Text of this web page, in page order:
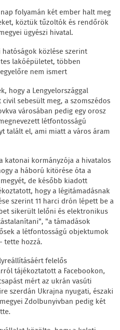
folyamán két ember halt meg
köztük tűzoltók és rendőrök
ügyészi hivatal.
közlése szerint
lakóépületet, többen
nem ismert
hogy a Lengyelországgal
sebesült meg, a szomszédos
városában pedig egy orosz
létfontosságú
talált el, ami miatt a város áram
katonai kormányzója a hivatalos
a háború kitörése óta a
de később kiadott
hogy a légitámadásnak
szerint 11 harci drón lépett be a
sikerült lelőni és elektronikus
"a támadások
a létfontosságú objektumok
tette hozzá.
felelős
tájékoztatott a Facebookon,
mért az ukrán vasúti
szerdán Ukrajna nyugati, északi
Zdolbunyivban pedig két